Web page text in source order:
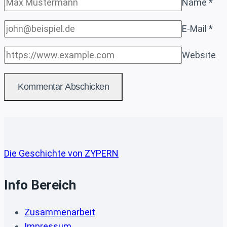
Name *
E-Mail *
Website
Die Geschichte von ZYPERN
Info Bereich
Zusammenarbeit